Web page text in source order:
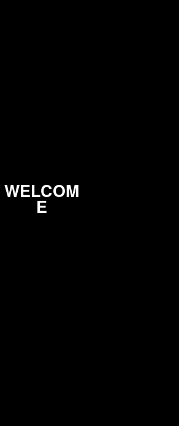
WELCOM
E